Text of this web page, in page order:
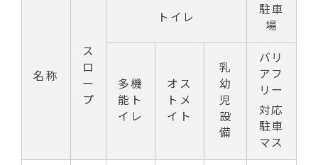
名称
ス
ロ
ー
プ
トイレ
駐車
場
多機
能ト
イレ
オス
トメ
イト
乳
幼
児
設
備
バリ
アフ
リー
対応
駐車
マス